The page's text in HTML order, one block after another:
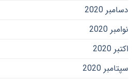
دسامبر 2020
نوامبر 2020
اکتبر 2020
سپتامبر 2020